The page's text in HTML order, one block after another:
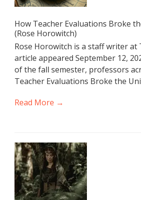
How Teacher Evaluations Broke
(Rose Horowitch)
Rose Horowitch is a staff writer at
article appeared September 12,
of the fall semester, professors
Teacher Evaluations Broke the
Read More →